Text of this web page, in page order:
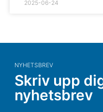
2025-06-24
NYHETSBREV
Skriv upp
nyhetsbrev